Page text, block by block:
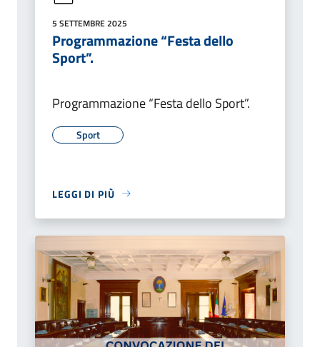
5 SETTEMBRE 2025
Programmazione “Festa dello
Sport”.
Programmazione “Festa dello Sport”.
Sport
LEGGI DI PIÙ